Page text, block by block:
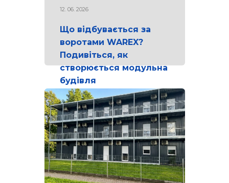
12. 06. 2026
Що відбувається за
воротами WAREX?
Подивіться, як
створюється модульна
будівля